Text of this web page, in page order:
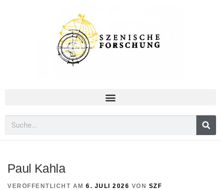
Paul Kahla
VERÖFFENTLICHT AM 6. JULI 2026 VON SZF